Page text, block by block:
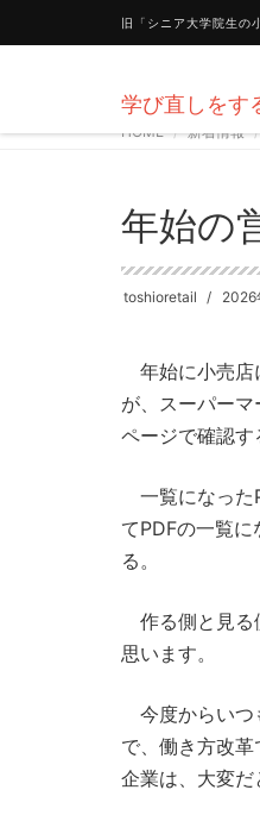
旧「シニア大学院生の
学び直しをす
HOME 新着情報
年始の
toshioretail 2026
年始に小売店
が、スーパー
ページで確認す
一覧になった
てPDFの一覧
る。
作る側と見る
思います。
今度からいつ
で、働き方改
企業は、大変だ